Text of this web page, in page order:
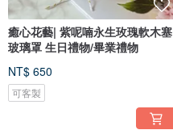
癒心花藝| 紫呢喃永生玫瑰軟木塞
玻璃罩 生日禮物/畢業禮物
NT$ 650
可客製